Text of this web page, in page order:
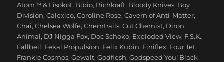
Atom™ & Lisokot, Bibio, Bichkraft, Bloody Knives, Boy
Division,Calexico,Caroline Rose,Cavern of Anti-Matter,
Chai,Chelsea Wolfe,Chemtrails,Cut Chemist, Diron
Animal, DJ Nigga Fox, Doc Schoko, Exploded View, F.S.K.,
Fallbeil, Fekal Propulsion, Felix Kubin, Finiflex, Four Tet,
Frankie Cosmos,Gewalt,Godflesh,Godspeed You! Black